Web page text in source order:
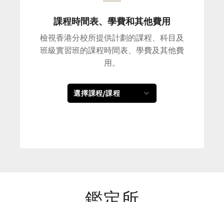
課程時間表、學費和其他費用
檢視香港分校所提供計劃的課程、科目及
班級實習班的課程時間表、學費及其他費
用。
選擇課程/課程